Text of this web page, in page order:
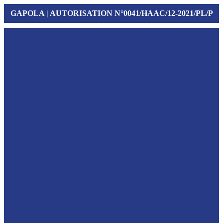
GAPOLA | AUTORISATION N°0041/HAAC/12-2021/PL/P